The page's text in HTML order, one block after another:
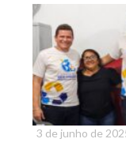
3 de junho de